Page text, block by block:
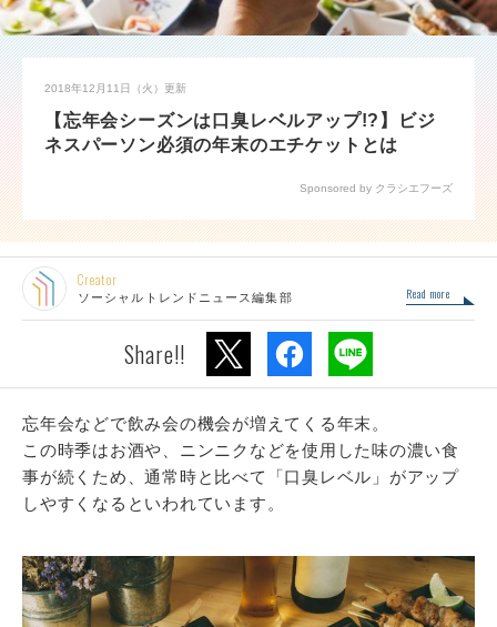
2018年12月11日（火） 更新
【忘年会シーズンは口臭レベルアップ!?】ビジ
ネスパーソン必須の年末のエチケットとは
Sponsored by クラシエフーズ
Creator
ソーシャルトレンドニュース編集部 Read more
Share!!
忘年会などで飲み会の機会が増えてくる年末。
この時季はお酒や、ニンニクなどを使用した味の濃い食
事が続くため、通常時と比べて「口臭レベル」がアップ
しやすくなるといわれています。